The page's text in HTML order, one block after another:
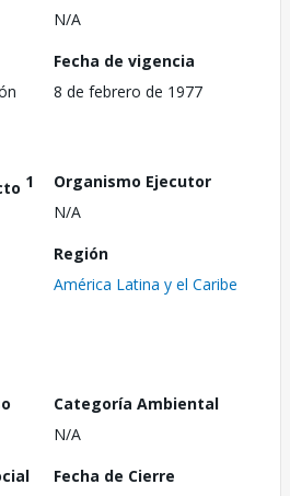
N/A
Fecha de vigencia
8 de febrero de 1977
1
Organismo Ejecutor
N/A
Región
América Latina y el Caribe
Categoría Ambiental
N/A
Fecha de Cierre